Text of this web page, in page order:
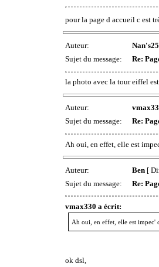
pour la page d accueil c est
Auteur: Nan's25
Sujet du message:
Re:
la photo avec la tour eiffel
Auteur:
Sujet du message:
Re:
Ah oui, en effet, elle est
Auteur: Ben [
Sujet du message:
Re:
vmax330 a écrit:
Ah oui, en effet, elle est impec'
ok dsl,